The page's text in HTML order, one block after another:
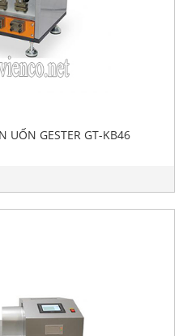
UỐN GESTER GT-KB46